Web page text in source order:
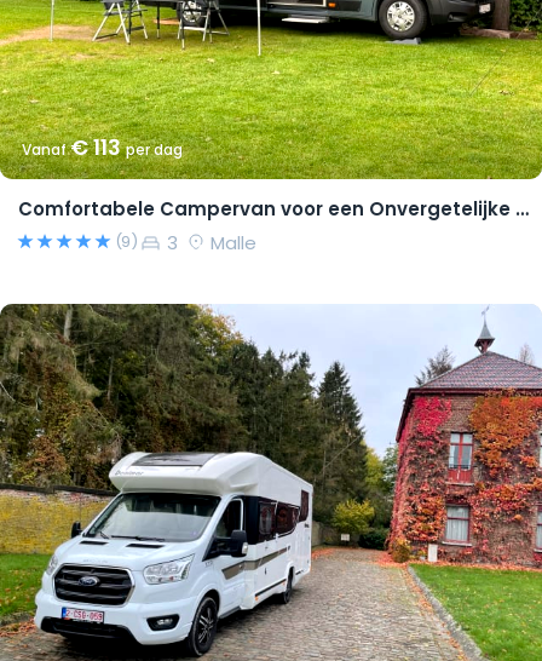
Vanaf€ 113per dag
Comfortabele Campervan voor een Onvergetelijke Reis!
(9) 3 Malle